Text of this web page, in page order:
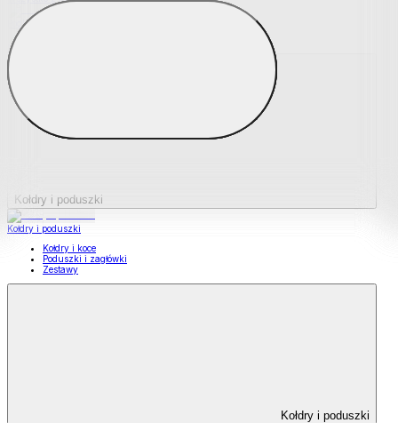
Podkładki na materace
Materace nawierzchniowe
Kołdry i poduszki
Kołdry i poduszki
Kołdry i koce
Poduszki i zagłówki
Zestawy
Kołdry i poduszki